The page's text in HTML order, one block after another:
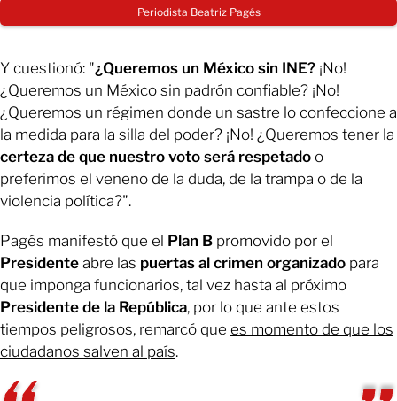
Periodista Beatriz Pagés
Y cuestionó: "¿Queremos un México sin INE? ¡No!
¿Queremos un México sin padrón confiable? ¡No!
¿Queremos un régimen donde un sastre lo confeccione a
la medida para la silla del poder? ¡No! ¿Queremos tener la
certeza de que nuestro voto será respetado o
preferimos el veneno de la duda, de la trampa o de la
violencia política?".
Pagés manifestó que el Plan B promovido por el
Presidente abre las puertas al crimen organizado para
que imponga funcionarios, tal vez hasta al próximo
Presidente de la República, por lo que ante estos
tiempos peligrosos, remarcó que es momento de que los
ciudadanos salven al país.